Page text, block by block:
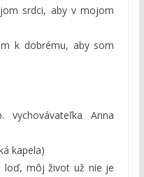
srdci, aby v mojom
k dobrému, aby som
Anna
kapela)
loď, môj život už nie je